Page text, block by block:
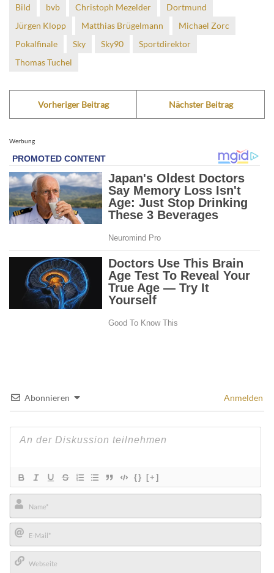
Bild bvb Christoph Mezelder
Dortmund
Jürgen Klopp
Matthias Brügelmann
Michael Zorc
Pokalfinale
Sky Sky90
Sportdirektor
Thomas Tuchel
Vorheriger Beitrag Nächster Beitrag
Werbung
Abonnieren Anmelden
{} [+]
Name*
E-
Mail*